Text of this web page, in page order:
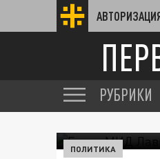
РУБРИКИ
ПОЛИТИКА